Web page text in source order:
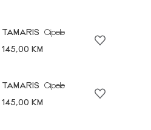
TAMARIS
Cipele
145,00 KM
TAMARIS
Cipele
145,00 KM